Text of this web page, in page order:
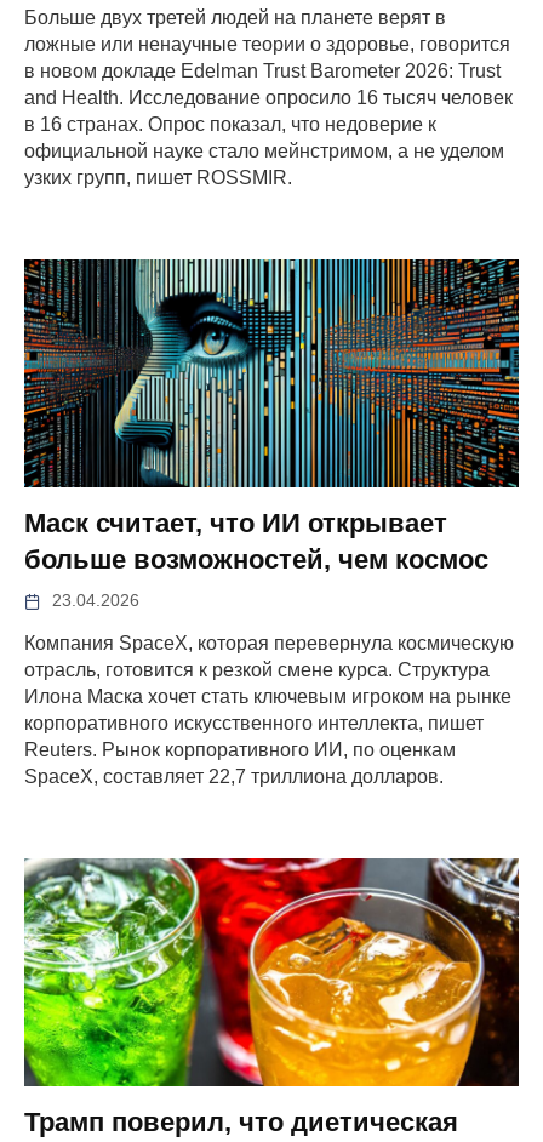
Больше двух третей людей на планете верят в
ложные или ненаучные теории о здоровье, говорится
в новом докладе Edelman Trust Barometer 2026: Trust
and Health. Исследование опросило 16 тысяч человек
в 16 странах. Опрос показал, что недоверие к
официальной науке стало мейнстримом, а не уделом
узких групп, пишет ROSSMIR.
Маск считает, что ИИ открывает
больше возможностей, чем космос
23.04.2026
Компания SpaceX, которая перевернула космическую
отрасль, готовится к резкой смене курса. Структура
Илона Маска хочет стать ключевым игроком на рынке
корпоративного искусственного интеллекта, пишет
Reuters. Рынок корпоративного ИИ, по оценкам
SpaceX, составляет 22,7 триллиона долларов.
Трамп поверил, что диетическая